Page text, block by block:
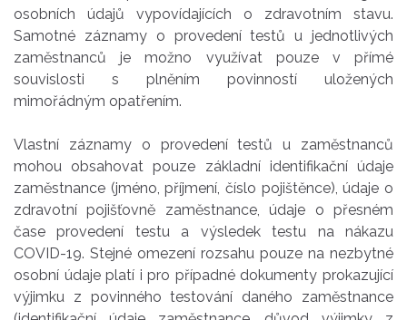
osobních údajů vypovídajících o zdravotním stavu.
Samotné záznamy o provedení testů u jednotlivých
zaměstnanců je možno využívat pouze v přímé
souvislosti s plněním povinností uložených
mimořádným opatřením.
Vlastní záznamy o provedení testů u zaměstnanců
mohou obsahovat pouze základní identifikační údaje
zaměstnance (jméno, příjmení, číslo pojištěnce), údaje o
zdravotní pojišťovně zaměstnance, údaje o přesném
čase provedení testu a výsledek testu na nákazu
COVID-19. Stejné omezení rozsahu pouze na nezbytné
osobní údaje platí i pro případné dokumenty prokazující
výjimku z povinného testování daného zaměstnance